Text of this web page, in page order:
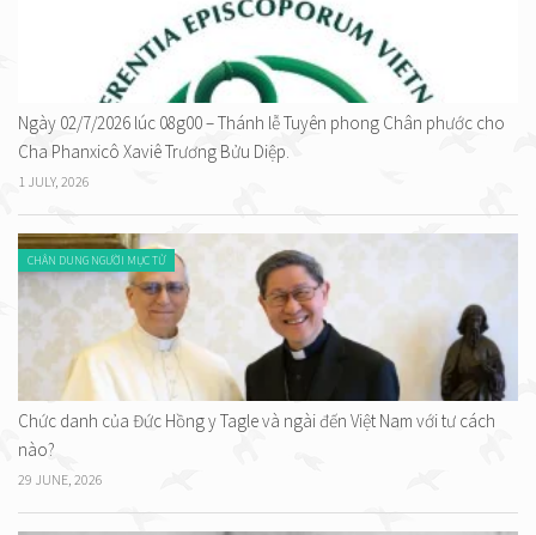
Ngày 02/7/2026 lúc 08g00 – Thánh lễ Tuyên phong Chân phước cho
Cha Phanxicô Xaviê Trương Bửu Diệp.
1 JULY, 2026
CHÂN DUNG NGƯỜI MỤC TỬ
Chức danh của Đức Hồng y Tagle và ngài đến Việt Nam với tư cách
nào?
29 JUNE, 2026